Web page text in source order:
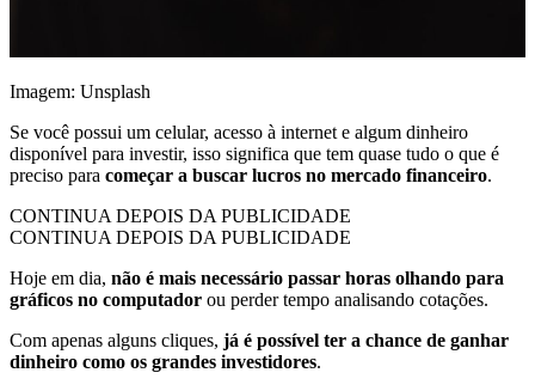
Imagem: Unsplash
Se você possui um celular, acesso à internet e algum dinheiro
disponível para investir, isso significa que tem quase tudo o que é
preciso para começar a buscar lucros no mercado financeiro.
CONTINUA DEPOIS DA PUBLICIDADE
CONTINUA DEPOIS DA PUBLICIDADE
Hoje em dia, não é mais necessário passar horas olhando para
gráficos no computador ou perder tempo analisando cotações.
Com apenas alguns cliques, já é possível ter a chance de ganhar
dinheiro como os grandes investidores.